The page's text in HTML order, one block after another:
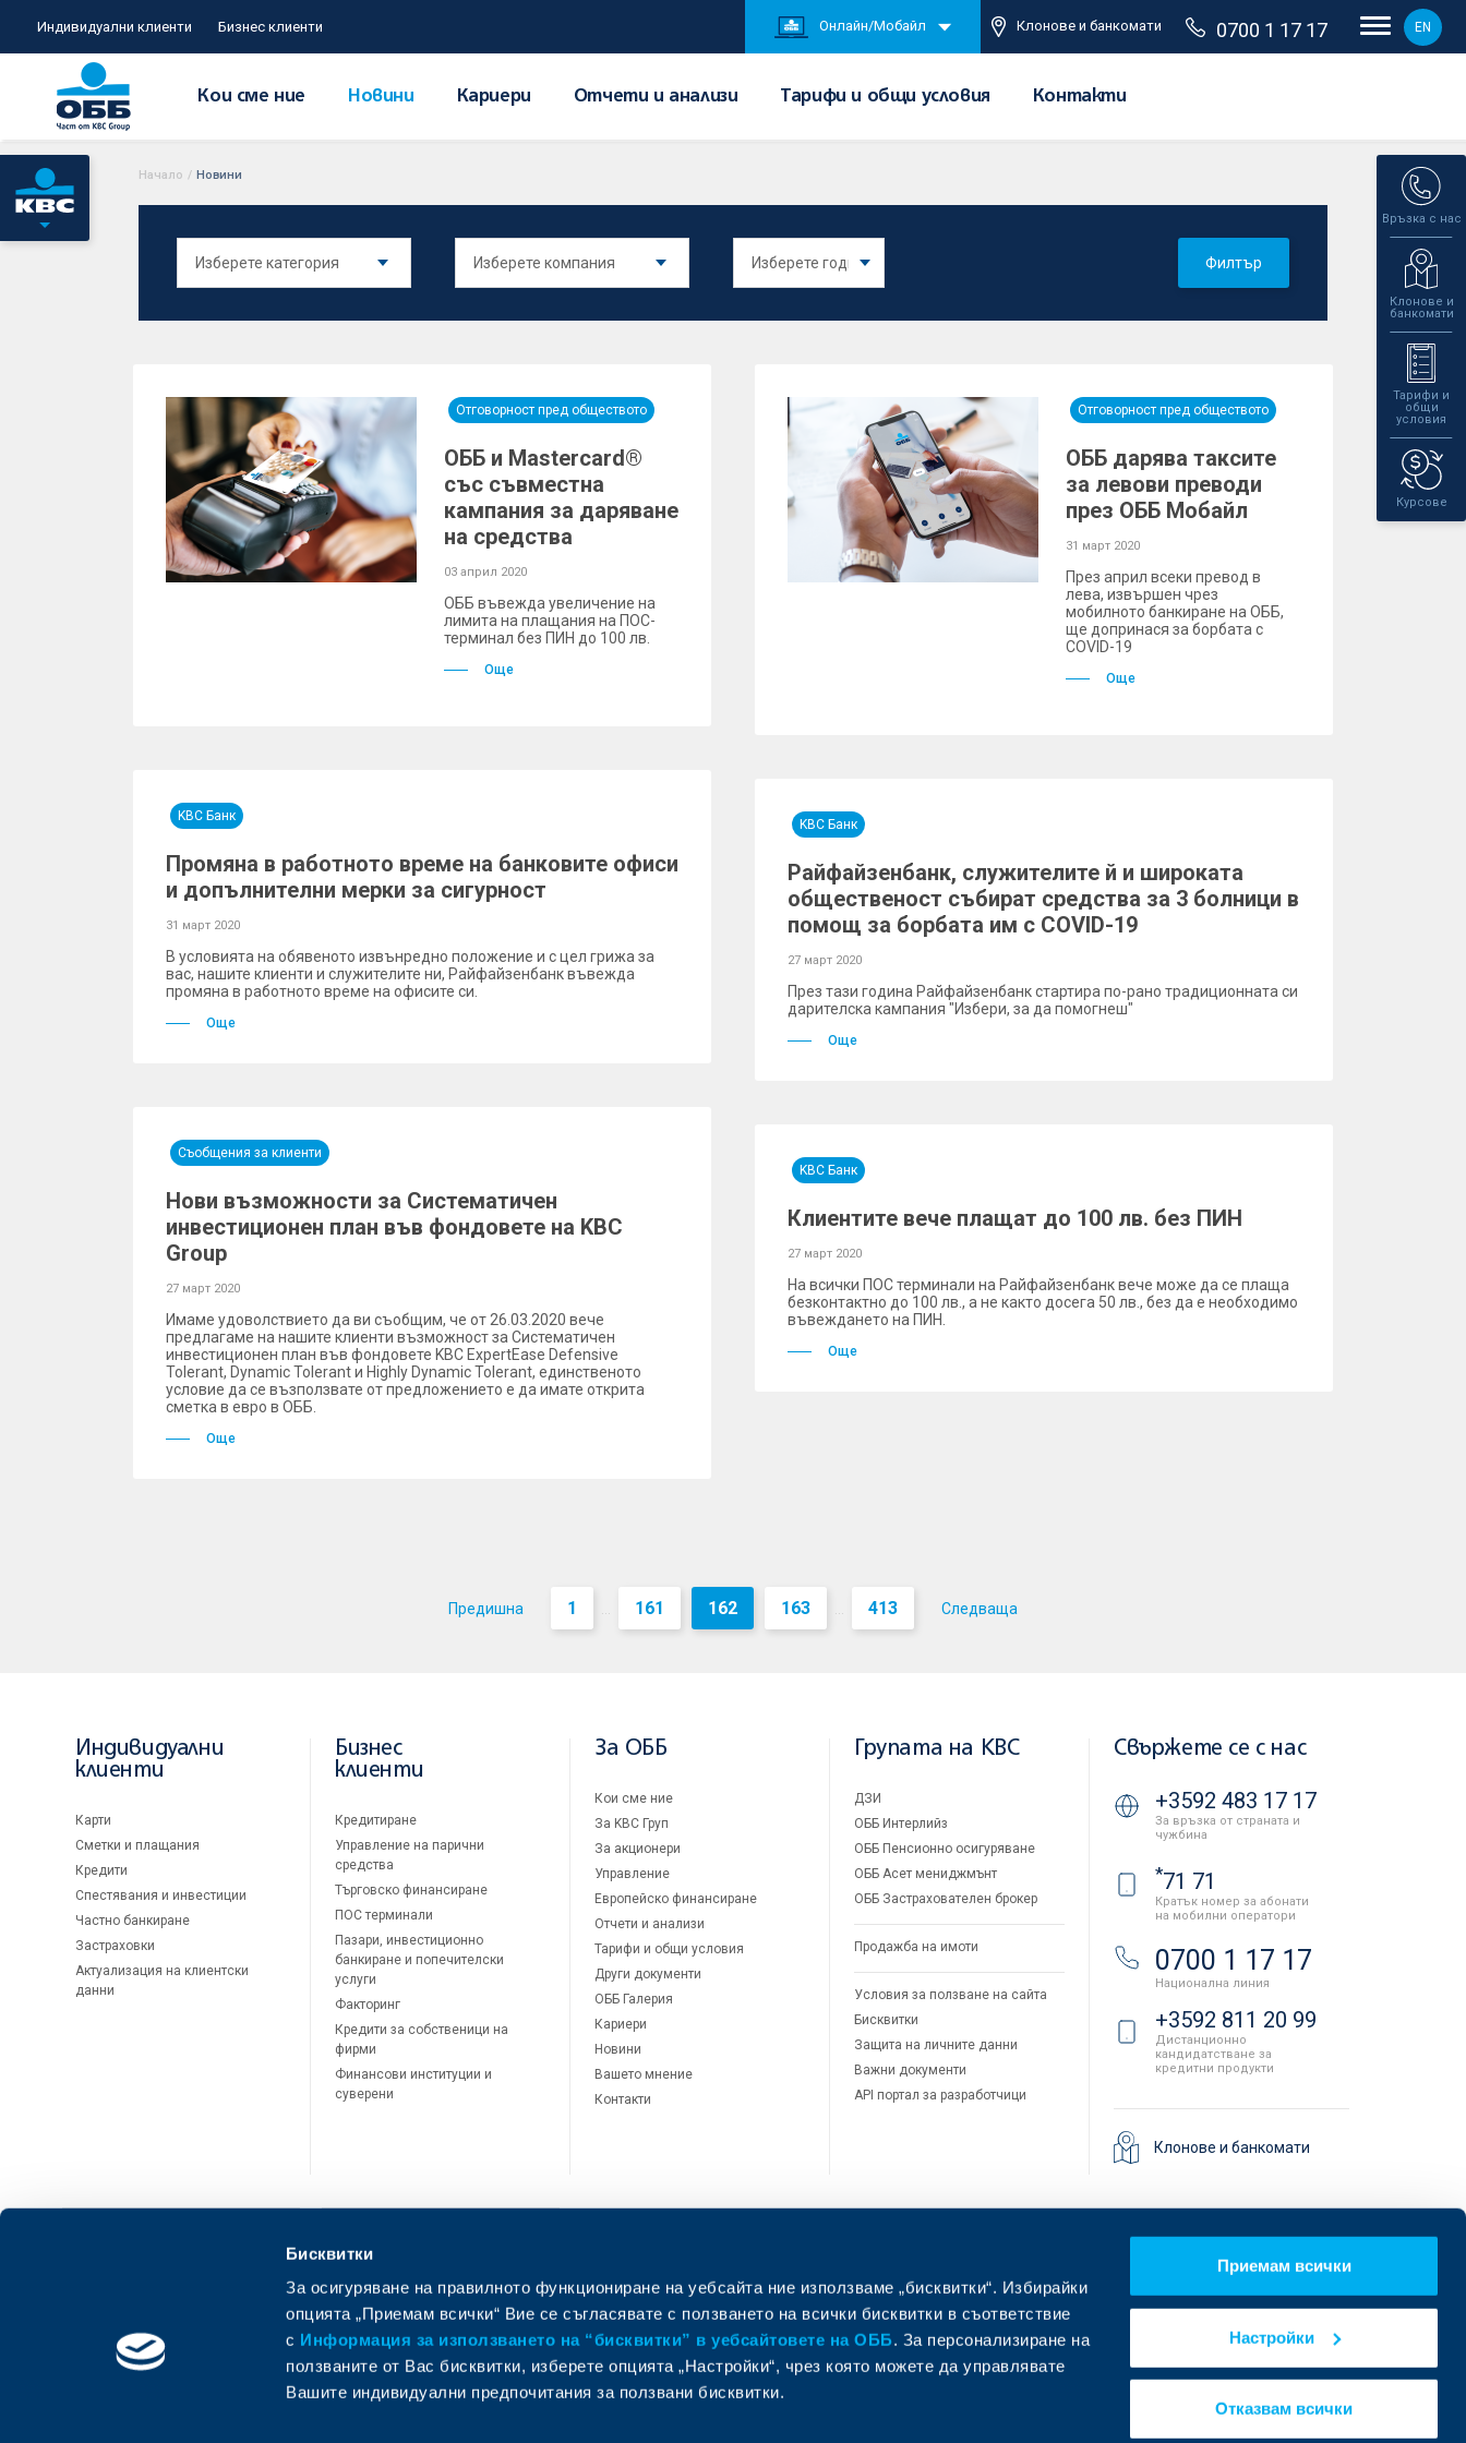
Бисквитки
За осигуряване на правилното функциониране на уебсайта ние използваме „бисквитки“. Избирайки
опцията „Приемам всички“ Вие се съгласявате с ползването на всички бисквитки в съответствие
с Информация за използването на “бисквитки” в уебсайтовете на ОББ. За персонализиране на
ползваните от Вас бисквитки, изберете опцията „Настройки“, чрез която можете да управлявате
Вашите индивидуални предпочитания за ползвани бисквитки.
Приемам всички
Настройки
Отказвам всички
Индивидуални клиенти Бизнес клиенти Онлайн/Мобайл Клонове и банкомати 0700 1 17 17 EN
Кои сме ние Новини Кариери Отчети и анализи Тарифи и общи условия Контакти
Връзка с нас
Клонове и
банкомати
Тарифи и
общи
условия
Курсове
Начало / Новини
Филтър
Отговорност пред обществото
ОББ и Mastercard®
със съвместна
кампания за даряване
на средства
03 април 2020
ОББ въвежда увеличение на
лимита на плащания на ПОС-
терминал без ПИН до 100 лв.
Още
Отговорност пред обществото
ОББ дарява таксите
за левови преводи
през ОББ Мобайл
31 март 2020
През април всеки превод в
лева, извършен чрез
мобилното банкиране на ОББ,
ще допринася за борбата с
COVID-19
Още
KBC Банк
Промяна в работното време на банковите офиси
и допълнителни мерки за сигурност
31 март 2020
В условията на обявеното извънредно положение и с цел грижа за
вас, нашите клиенти и служителите ни, Райфайзенбанк въвежда
промяна в работното време на офисите си.
Още
KBC Банк
Райфайзенбанк, служителите й и широката
общественост събират средства за 3 болници в
помощ за борбата им с COVID-19
27 март 2020
През тази година Райфайзенбанк стартира по-рано традиционната си
дарителска кампания "Избери, за да помогнеш"
Още
Съобщения за клиенти
Нови възможности за Систематичен
инвестиционен план във фондовете на KBC
Group
27 март 2020
Имаме удоволствието да ви съобщим, че от 26.03.2020 вече
предлагаме на нашите клиенти възможност за Систематичен
инвестиционен план във фондовете KBC ExpertEase Defensive
Tolerant, Dynamic Tolerant и Highly Dynamic Tolerant, единственото
условие да се възползвате от предложението е да имате открита
сметка в евро в ОББ.
Още
KBC Банк
Клиентите вече плащат до 100 лв. без ПИН
27 март 2020
На всички ПОС терминали на Райфайзенбанк вече може да се плаща
безконтактно до 100 лв., а не както досега 50 лв., без да е необходимо
въвеждането на ПИН.
Още
Предишна 1 ... 161 162 163 ... 413 Следваща
Индивидуални
клиенти
Карти
Сметки и плащания
Кредити
Спестявания и инвестиции
Частно банкиране
Застраховки
Актуализация на клиентски
данни
Бизнес
клиенти
Кредитиране
Управление на парични
средства
Търговско финансиране
ПОС терминали
Пазари, инвестиционно
банкиране и попечителски
услуги
Факторинг
Кредити за собственици на
фирми
Финансови институции и
суверени
За ОББ
Кои сме ние
За KBC Груп
За акционери
Управление
Европейско финансиране
Отчети и анализи
Тарифи и общи условия
Други документи
ОББ Галерия
Кариери
Новини
Вашето мнение
Контакти
Групата на KBC
ДЗИ
ОББ Интерлийз
ОББ Пенсионно осигуряване
ОББ Асет мениджмънт
ОББ Застрахователен брокер
Продажба на имоти
Условия за ползване на сайта
Бисквитки
Защита на личните данни
Важни документи
API портал за разработчици
Свържете се с нас
+3592 483 17 17
За връзка от страната и
чужбина
*71 71
Кратък номер за абонати
на мобилни оператори
0700 1 17 17
Национална линия
+3592 811 20 99
Дистанционно
кандидатстване за
кредитни продукти
Клонове и банкомати
ОББ Мобайл
Намерете ни в социалните мрежи: